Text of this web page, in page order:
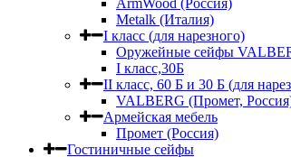
ArmWood (Россия)
Metalk (Италия)
I класс (для нарезного)
Оружейные сейфы
I класс,30Б
II класс, 60 Б и 30 Б (для
VALBERG (Промет,
Армейская мебель
Промет (Россия)
Гостиничные сейфы